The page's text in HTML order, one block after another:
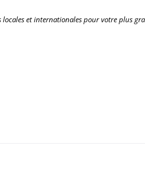
et internationales pour votre plus